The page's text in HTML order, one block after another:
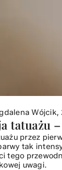
Wójcik,
tatuażu
przez
tak
tego
uwagi.